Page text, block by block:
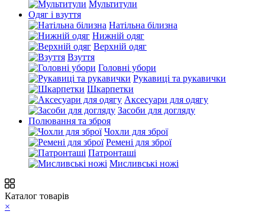
Мультитули
Одяг і взуття
Натільна білизна
Нижній одяг
Верхній одяг
Взуття
Головні убори
Рукавиці та рукавички
Шкарпетки
Аксесуари для одягу
Засоби для догляду
Полювання та зброя
Чохли для зброї
Ремені для зброї
Патронташі
Мисливські ножі
Каталог товарів
×